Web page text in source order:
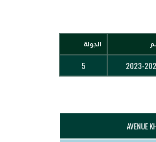
الجولة
2023-
5
AVENUE